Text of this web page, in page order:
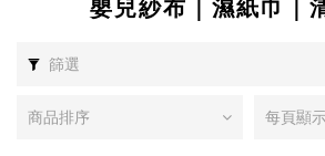
嬰兒紗布｜濕紙巾｜
篩選
商品排序 每頁顯